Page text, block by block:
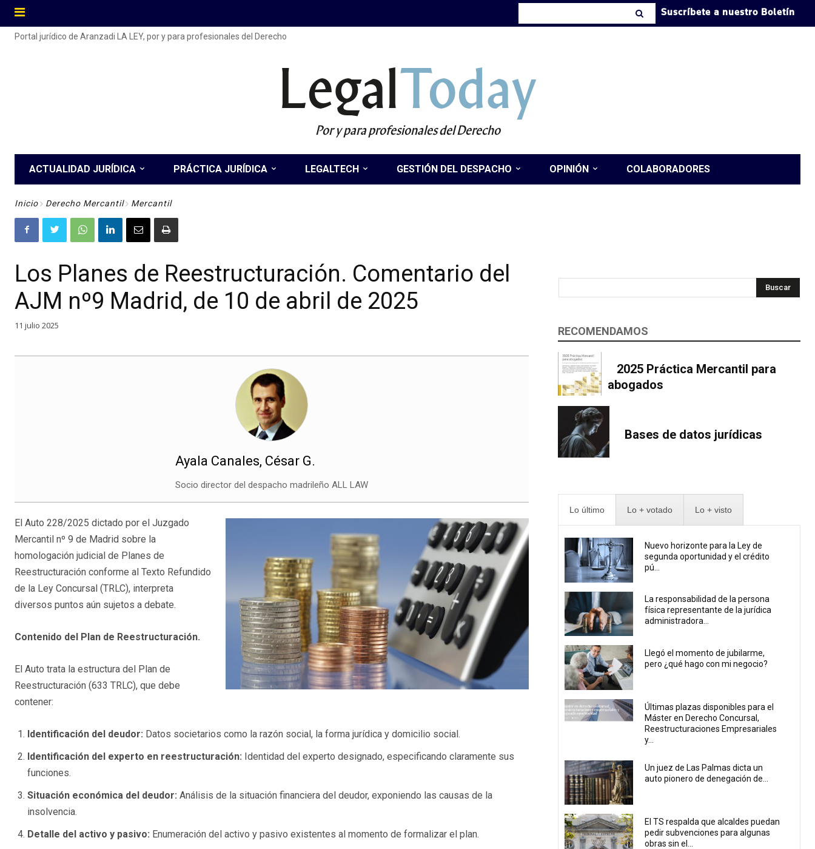
Suscríbete a nuestro Boletín
Portal jurídico de Aranzadi LA LEY, por y para profesionales del Derecho
LegalToday
Por y para profesionales del Derecho
ACTUALIDAD JURÍDICA PRÁCTICA JURÍDICA LEGALTECH GESTIÓN DEL DESPACHO OPINIÓN COLABORADORES
Inicio Derecho Mercantil Mercantil
Los Planes de Reestructuración. Comentario del
AJM nº9 Madrid, de 10 de abril de 2025
11 julio 2025
Ayala Canales, César G.
Socio director del despacho madrileño ALL LAW
El Auto 228/2025 dictado por el Juzgado
Mercantil nº 9 de Madrid sobre la
homologación judicial de Planes de
Reestructuración conforme al Texto Refundido
de la Ley Concursal (TRLC), interpreta
diversos puntos aún sujetos a debate.
Contenido del Plan de Reestructuración.
El Auto trata la estructura del Plan de
Reestructuración (633 TRLC), que debe
contener:
Identificación del deudor: Datos societarios como la razón social, la forma jurídica y domicilio social.
Identificación del experto en reestructuración: Identidad del experto designado, especificando claramente sus
funciones.
Situación económica del deudor: Análisis de la situación financiera del deudor, exponiendo las causas de la
insolvencia.
Detalle del activo y pasivo: Enumeración del activo y pasivo existentes al momento de formalizar el plan.
Buscar
RECOMENDAMOS
2025 Práctica Mercantil para
abogados
Bases de datos jurídicas
Lo último Lo + votado Lo + visto
Nuevo horizonte para la Ley de
segunda oportunidad y el crédito
pú...
La responsabilidad de la persona
física representante de la jurídica
administradora...
Llegó el momento de jubilarme,
pero ¿qué hago con mi negocio?
Últimas plazas disponibles para el
Máster en Derecho Concursal,
Reestructuraciones Empresariales
y...
Un juez de Las Palmas dicta un
auto pionero de denegación de...
El TS respalda que alcaldes puedan
pedir subvenciones para algunas
obras sin el...